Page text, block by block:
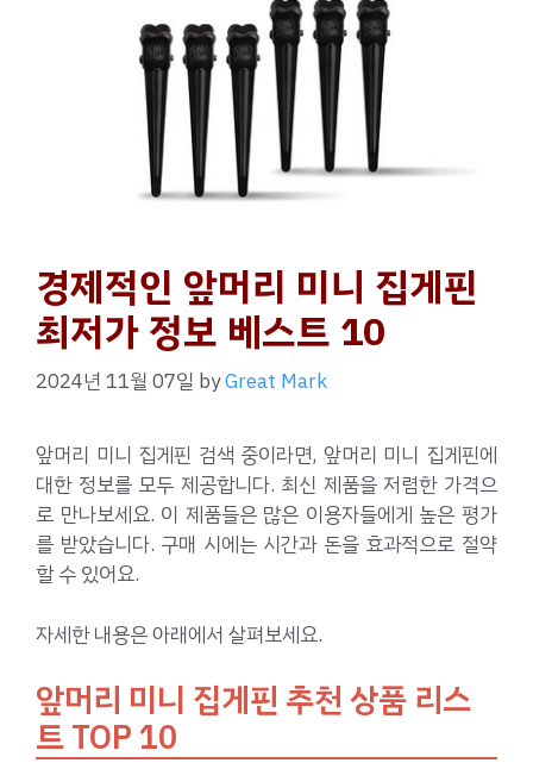
경제적인 앞머리 미니 집게핀
최저가 정보 베스트 10
2024년 11월 07일 byGreat Mark
앞머리 미니 집게핀 검색 중이라면, 앞머리 미니 집게핀에
대한 정보를 모두 제공합니다. 최신 제품을 저렴한 가격으
로 만나보세요. 이 제품들은 많은 이용자들에게 높은 평가
를 받았습니다. 구매 시에는 시간과 돈을 효과적으로 절약
할 수 있어요.
자세한 내용은 아래에서 살펴보세요.
앞머리 미니 집게핀 추천 상품 리스
트 TOP 10